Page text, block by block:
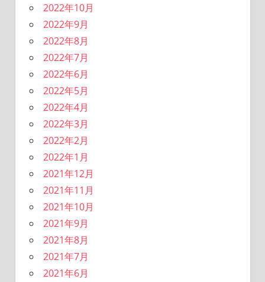
2022年10月
2022年9月
2022年8月
2022年7月
2022年6月
2022年5月
2022年4月
2022年3月
2022年2月
2022年1月
2021年12月
2021年11月
2021年10月
2021年9月
2021年8月
2021年7月
2021年6月